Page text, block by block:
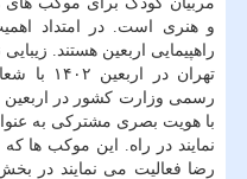
و هنری است. در امتداد
راهپیمایی اربعین هستند.
تهران
با هویت بصری مشترکی به
نمایند در راه. این موکب ها
رضا فعالیت می نمایند در